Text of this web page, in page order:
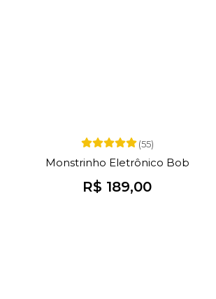
(55)
Monstrinho Eletrônico Bob
R$ 189,00